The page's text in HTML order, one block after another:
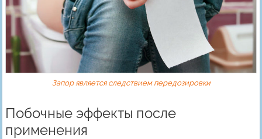
Запор является следствием передозировки
Побочные эффекты после
применения